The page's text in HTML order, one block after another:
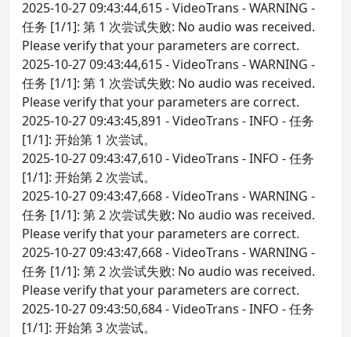
2025-10-27 09:43:44,615 - VideoTrans - WARNING -
任务 [1/1]: 第 1 次尝试失败: No audio was received.
Please verify that your parameters are correct.
2025-10-27 09:43:44,615 - VideoTrans - WARNING -
任务 [1/1]: 第 1 次尝试失败: No audio was received.
Please verify that your parameters are correct.
2025-10-27 09:43:45,891 - VideoTrans - INFO - 任务
[1/1]: 开始第 1 次尝试。
2025-10-27 09:43:47,610 - VideoTrans - INFO - 任务
[1/1]: 开始第 2 次尝试。
2025-10-27 09:43:47,668 - VideoTrans - WARNING -
任务 [1/1]: 第 2 次尝试失败: No audio was received.
Please verify that your parameters are correct.
2025-10-27 09:43:47,668 - VideoTrans - WARNING -
任务 [1/1]: 第 2 次尝试失败: No audio was received.
Please verify that your parameters are correct.
2025-10-27 09:43:50,684 - VideoTrans - INFO - 任务
[1/1]: 开始第 3 次尝试。